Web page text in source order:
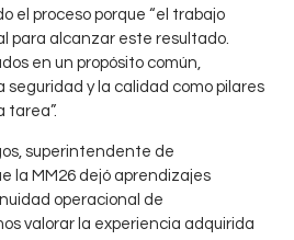
el proceso porque “el trabajo
para alcanzar este resultado.
en un propósito común,
y la calidad como pilares
tarea”.
superintendente de
la MM26 dejó aprendizajes
operacional de
valorar la experiencia adquirida